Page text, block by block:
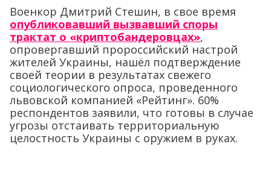
Военкор Дмитрий Стешин, в свое время
опубликовавший вызвавший споры
трактат о «криптобандеровцах»,
опровергавший пророссийский настрой
жителей Украины, нашёл подтверждение
своей теории в результатах свежего
социологического опроса, проведенного
львовской компанией «Рейтинг». 60%
респондентов заявили, что готовы в случае
угрозы отстаивать территориальную
целостность Украины с оружием в руках.